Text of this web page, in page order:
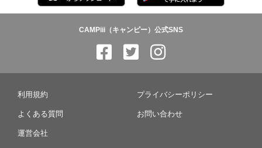
CAMPiii（キャンピー）公式SNS
利用規約 プライバシーポリシー
よくある質問 お問い合わせ
運営会社